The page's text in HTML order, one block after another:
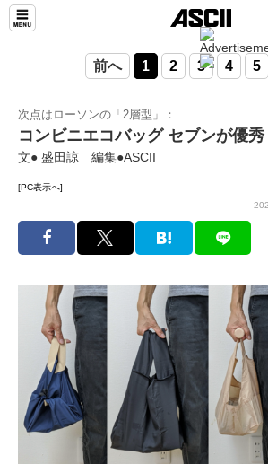
前へ 1 2 3 4 5
次点はローソンの「2層型」：
コンビニエコバッグ セブンが優秀
文● 盛田諒 編集●ASCII
[PC表示へ]